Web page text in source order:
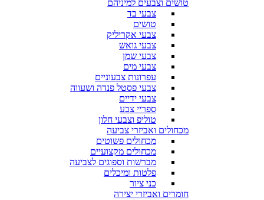
טושים וצבעים למיניהם
צבעי בד
טושים
צבעי אקריליק
צבעי גואש
צבעי שמן
צבעי מים
עפרונות צבעוניים
צבעי פסטל פנדה ושעווה
צבעי ידיים
ספריי צבע
טוליפ וצבעי חלון
מכחולים ואביזרי צביעה
מכחולים פשוטים
מכחולים מקצועיים
מברשות וספוגים לצביעה
פלטות ומיכלים
כני ציור
חומרים ואביזרי יצירה